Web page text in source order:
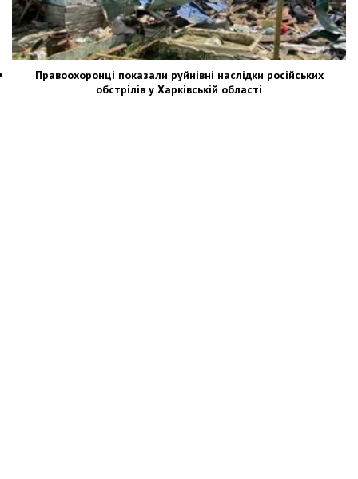
Правоохоронці показали руйнівні наслідки російських
обстрілів у Харківській області